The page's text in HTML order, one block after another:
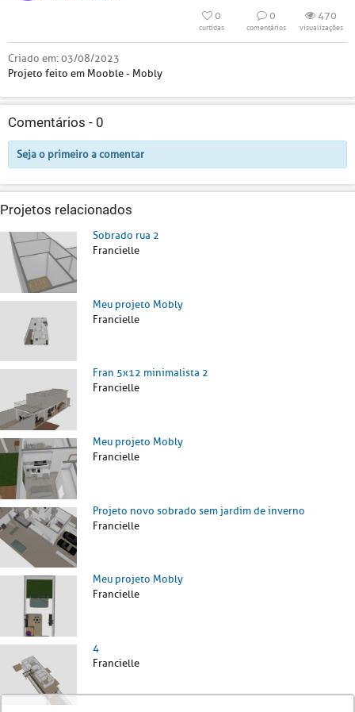
0
curtidas
0
comentários
470
visualizações
Criado em:03/08/2023
Projeto feito em Mooble - Mobly
Comentários - 0
Seja o primeiro a comentar
Projetos relacionados
Sobrado rua 2
Francielle
Meu projeto Mobly
Francielle
Fran 5x12 minimalista 2
Francielle
Meu projeto Mobly
Francielle
Projeto novo sobrado sem jardim de inverno
Francielle
Meu projeto Mobly
Francielle
4
Francielle